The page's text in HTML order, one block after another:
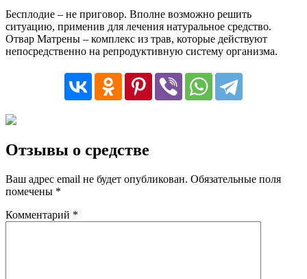
Бесплодие – не приговор. Вполне возможно решить
ситуацию, применив для лечения натуральное средство.
Отвар Матрены – комплекс из трав, которые действуют
непосредственно на репродуктивную систему организма.
Отзывы о средстве
Ваш адрес email не будет опубликован. Обязательные поля
помечены *
Комментарий *